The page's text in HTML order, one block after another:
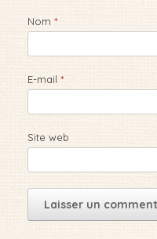
Nom *
E-mail *
Site web